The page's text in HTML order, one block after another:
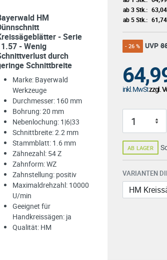
HM
- Serie
- Wenig
durch
Schnittbreite
Marke: Bayerwald
Werkzeuge
Durchmesser: 160 mm
Bohrung: 20 mm
Nebenlochung: 1|6|33
Schnittbreite: 2.2 mm
Stammblatt: 1.6 mm
Zähnezahl: 54 Z
Zahnform: WZ
Zahnstellung: positiv
Maximaldrehzahl: 10000
U/min
Geeignet für
Handkreissägen: ja
Qualität: HM
ab 3 Stk.:
ab 5 Stk.:
- 26 % UVP
inkl. MwStzzgl.
AB LAGER
VARIANTEN